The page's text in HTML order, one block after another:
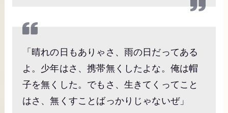
「晴れの日もありゃさ、雨の日だってある
よ。少年はさ、携帯無くしたよな。俺は帽
子を無くした。でもさ、生きてくってこと
はさ、無くすことばっかりじゃないぜ」